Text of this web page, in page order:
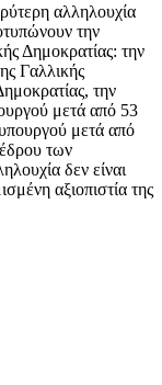
αλληλουχία
την
Δημοκρατίας: την
Γαλλικής
την
μετά από 53
μετά από
των
δεν είναι
αξιοπιστία της